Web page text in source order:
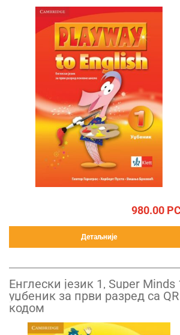
980.00
Детаљније
Енглески језик 1, Super Minds
уџбеник за први разред са QR
кодом